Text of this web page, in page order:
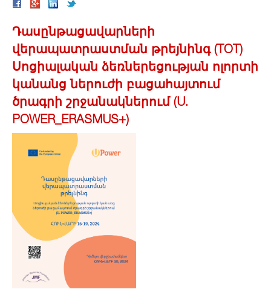
Դասընթացավարների
վերապատրաստման թրեյնինգ (TOT)
Սոցիալական ձեռներեցության ոլորտի
կանանց ներուժի բացահայտում
ծրագրի շրջանակներում (U.
POWER_ERASMUS+)